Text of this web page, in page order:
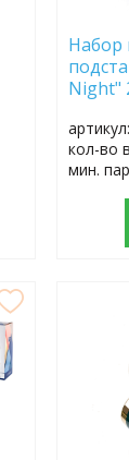
Набор
Night"
артикул:
кол-во
мин.